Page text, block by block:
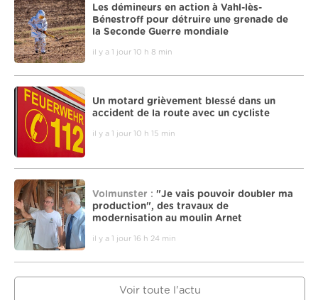
Les démineurs en action à Vahl-lès-
Bénestroff pour détruire une grenade de
la Seconde Guerre mondiale
il y a 1 jour 10 h 8 min
Un motard grièvement blessé dans un
accident de la route avec un cycliste
il y a 1 jour 10 h 15 min
Volmunster : "Je vais pouvoir doubler ma
production", des travaux de
modernisation au moulin Arnet
il y a 1 jour 16 h 24 min
Voir toute l'actu